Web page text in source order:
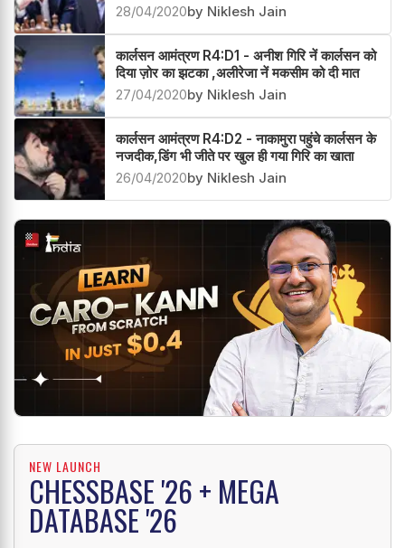
28/04/2020by Niklesh Jain
कार्लसन आमंत्रण R4:D1 - अनीश गिरि नें कार्लसन को
दिया ज़ोर का झटका ,अलीरेजा नें मकसीम को दी मात
27/04/2020by Niklesh Jain
कार्लसन आमंत्रण R4:D2 - नाकामुरा पहुंचे कार्लसन के
नजदीक,डिंग भी जीते पर खुल ही गया गिरि का खाता
26/04/2020by Niklesh Jain
NEW LAUNCH
CHESSBASE '26 + MEGA
DATABASE '26